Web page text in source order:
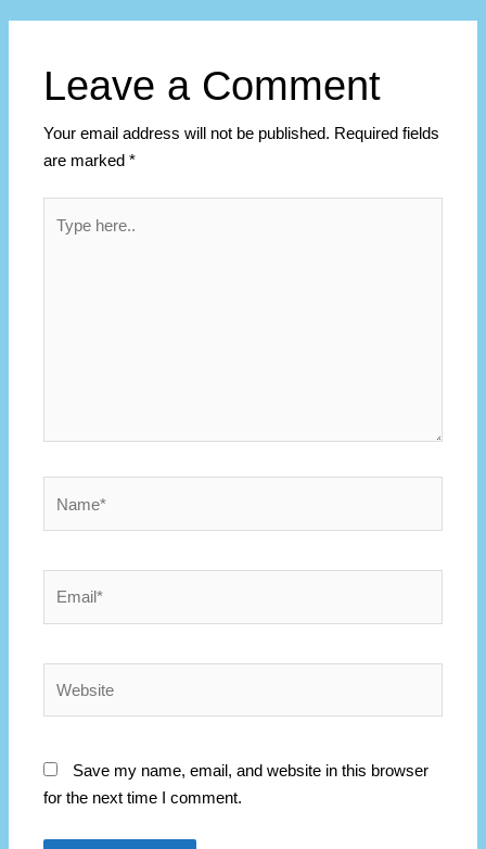
Leave a Comment
Your email address will not be published. Required fields
are marked*
here..
Save my name, email, and website in this browser
for the next time I comment.